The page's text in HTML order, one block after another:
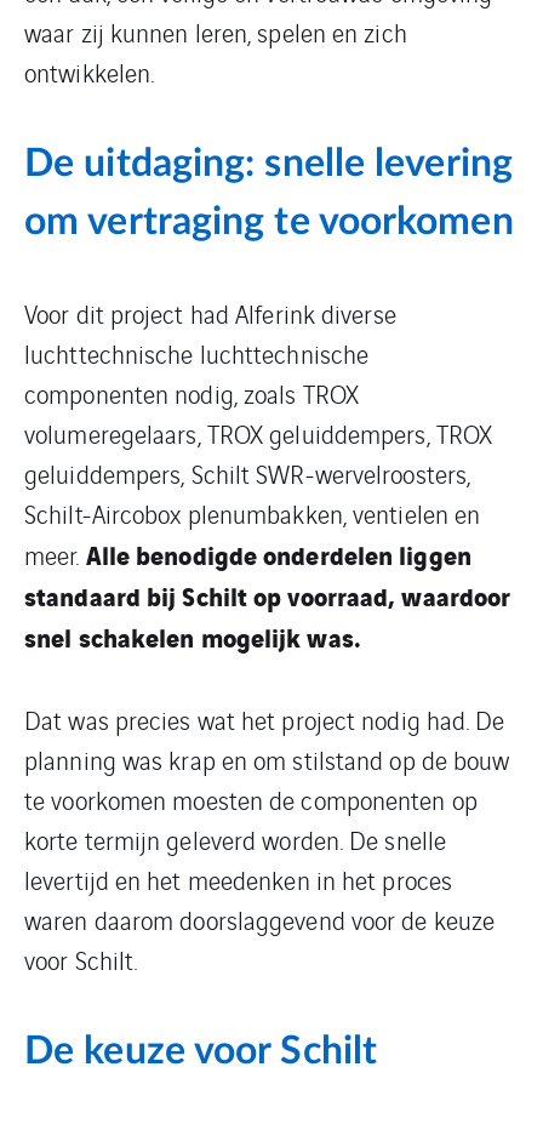
waar zij kunnen leren, spelen en zich
ontwikkelen.
De uitdaging: snelle levering
om vertraging te voorkomen
Voor dit project had Alferink diverse
luchttechnische luchttechnische
componenten nodig, zoals TROX
volumeregelaars, TROX geluiddempers, TROX
geluiddempers, Schilt SWR-wervelroosters,
Schilt-Aircobox plenumbakken, ventielen en
meer. Alle benodigde onderdelen liggen
standaard bij Schilt op voorraad, waardoor
snel schakelen mogelijk was.
Dat was precies wat het project nodig had. De
planning was krap en om stilstand op de bouw
te voorkomen moesten de componenten op
korte termijn geleverd worden. De snelle
levertijd en het meedenken in het proces
waren daarom doorslaggevend voor de keuze
voor Schilt.
De keuze voor Schilt